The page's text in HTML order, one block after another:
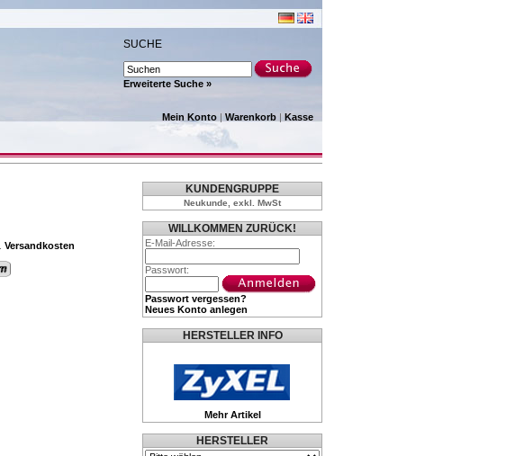
SUCHE
Erweiterte Suche »
Mein Konto | Warenkorb | Kasse
Versandkosten
KUNDENGRUPPE
Neukunde, exkl. MwSt
WILLKOMMEN ZURÜCK!
E-Mail-Adresse:
Passwort:
Passwort vergessen?
Neues Konto anlegen
HERSTELLER INFO
Mehr Artikel
HERSTELLER